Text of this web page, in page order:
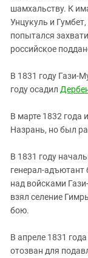
шамхальству. К
Унцукуль и
попытался
российское
В 1831 году Гази-
году осадил
В марте 1832 года
Назрань, но был
В 1831 году
генерал-адъютант
над войсками
взял селение
бою.
В апреле 1831
отозван для